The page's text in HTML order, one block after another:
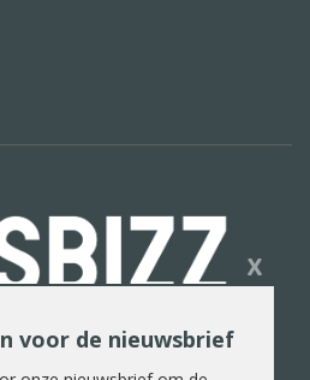
in woord en beeld
X
voor de nieuwsbrief